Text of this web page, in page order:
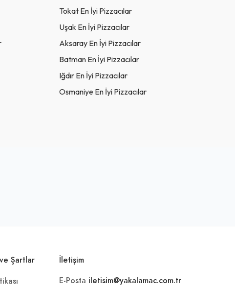
Tokat En İyi Pizzacılar
Uşak En İyi Pizzacılar
Aksaray En İyi Pizzacılar
Batman En İyi Pizzacılar
Iğdır En İyi Pizzacılar
Osmaniye En İyi Pizzacılar
Şartlar
İletişim
E-Posta iletisim@yakalamac.com.tr